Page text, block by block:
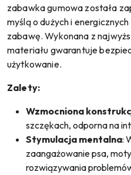
zabawka gumowa została
myślą o dużych i
zabawę. Wykonana z
materiału gwarantuje
użytkowanie.
Zalety:
Wzmocniona
szczękach, odporna na
Stymulacja mentalna:
zaangażowanie psa,
rozwiązywania